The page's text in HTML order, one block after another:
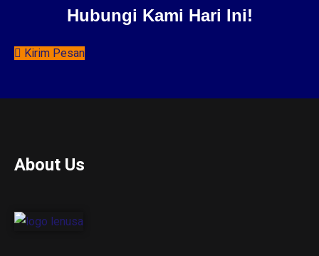
Hubungi Kami Hari Ini!
Kirim Pesan
About Us